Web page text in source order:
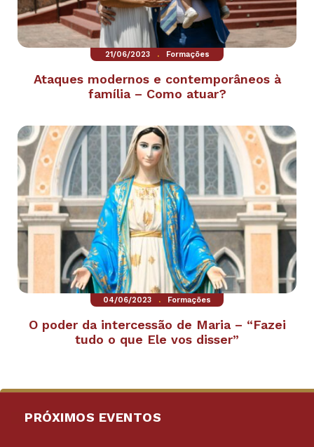
21/06/2023 . Formações
Ataques modernos e contemporâneos à
família – Como atuar?
04/06/2023 . Formações
O poder da intercessão de Maria – “Fazei
tudo o que Ele vos disser”
PRÓXIMOS EVENTOS